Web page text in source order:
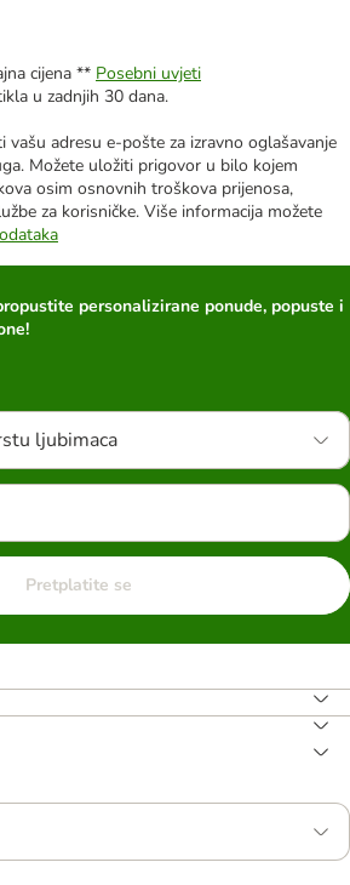
cijena ** Posebni uvjeti
u zadnjih 30 dana.
adresu e-pošte za izravno oglašavanje
Možete uložiti prigovor u bilo kojem
osim osnovnih troškova prijenosa,
za korisničke. Više informacija možete
personalizirane ponude, popuste i
ljubimaca
Pretplatite se